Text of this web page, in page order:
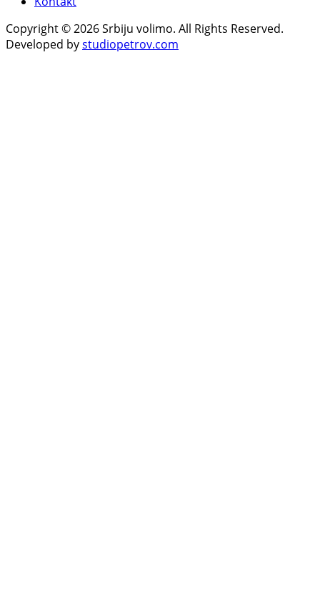
Copyright © 2026 Srbiju volimo. All Rights Reserved.
Developed bystudiopetrov.com